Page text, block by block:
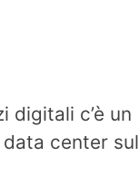
digitali c’è un
center sul